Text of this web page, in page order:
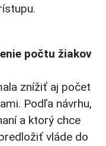
počtu žiakov
znížiť aj počet
Podľa návrhu,
a ktorý chce
vláde do